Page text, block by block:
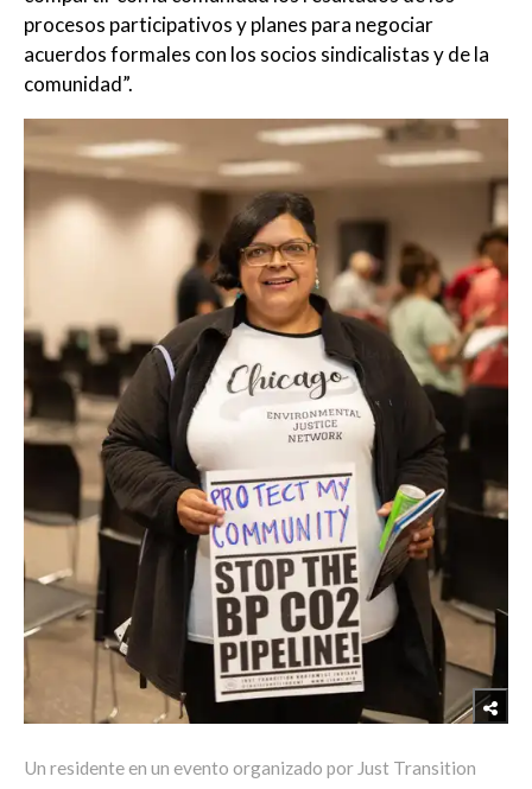
procesos participativos y planes para negociar
acuerdos formales con los socios sindicalistas y de la
comunidad”.
Un residente en un evento organizado por Just Transition